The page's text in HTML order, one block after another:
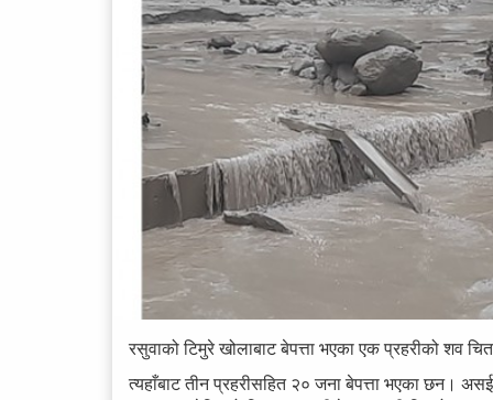
रसुवाको टिमुरे खोलाबाट बेपत्ता भएका एक प्रहरीको शव
त्यहाँबाट तीन प्रहरीसहित २० जना बेपत्ता भएका छन।